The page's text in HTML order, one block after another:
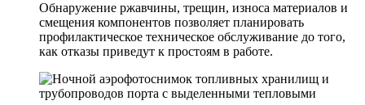
Обнаружение ржавчины, трещин, износа материалов и
смещения компонентов позволяет планировать
профилактическое техническое обслуживание до того,
как отказы приведут к простоям в работе.